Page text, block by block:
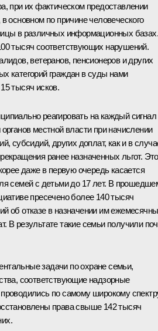
при их фактическом предоставлении
основном по причине человеческого
в различных информационных базах.
тысяч соответствующих нарушений.
ветеранов, пенсионеров и других
категорий граждан в суды нами
тысяч исков.
реагировать на каждый сигнал
местной власти при начислении
субсидий, других доплат, как и в
ранее назначенных льгот. Это
даже в первую очередь касается
семей с детьми до 17 лет. В
пресечено более 140 тысяч
об отказе в назначении им
В результате такие семьи получили
задачи по охране семьи,
соответствующие надзорные
по самому широкому
права свыше 142 тысяч